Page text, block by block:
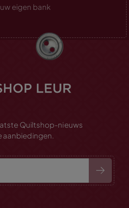
eigen bank
Quiltshop-nieuws
aanbiedingen.